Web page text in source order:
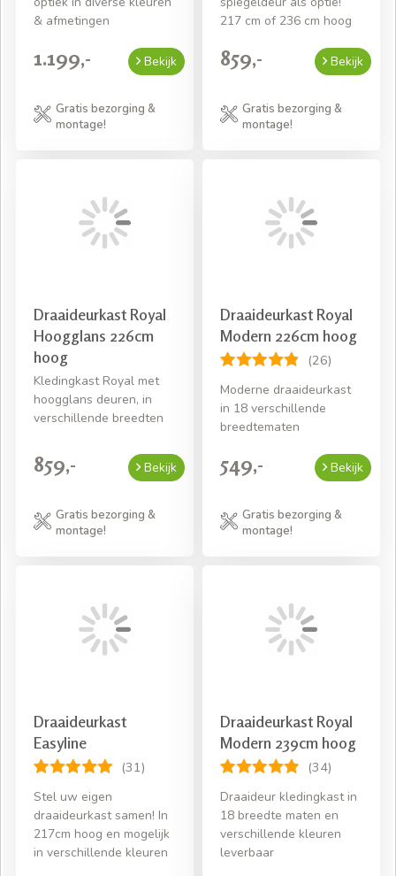
& afmetingen
1.199,- Bekijk
Gratis bezorging &
montage!
217 cm of 236 cm hoog
859,- Bekijk
Gratis bezorging &
montage!
Draaideurkast Royal
Hoogglans 226cm
hoog
Kledingkast Royal met
hoogglans deuren, in
verschillende breedten
859,- Bekijk
Gratis bezorging &
montage!
Draaideurkast Royal
Modern 226cm hoog
(26)
Moderne draaideurkast
in 18 verschillende
breedtematen
549,- Bekijk
Gratis bezorging &
montage!
Draaideurkast
Easyline
(31)
Stel uw eigen
draaideurkast samen! In
217cm hoog en mogelijk
in verschillende kleuren
Draaideurkast Royal
Modern 239cm hoog
(34)
Draaideur kledingkast in
18 breedte maten en
verschillende kleuren
leverbaar